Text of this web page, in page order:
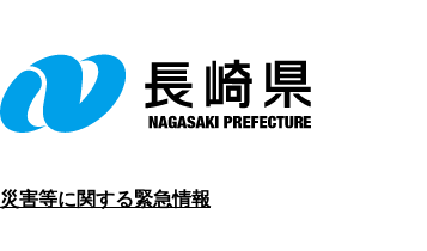
災害等に関する緊急情報